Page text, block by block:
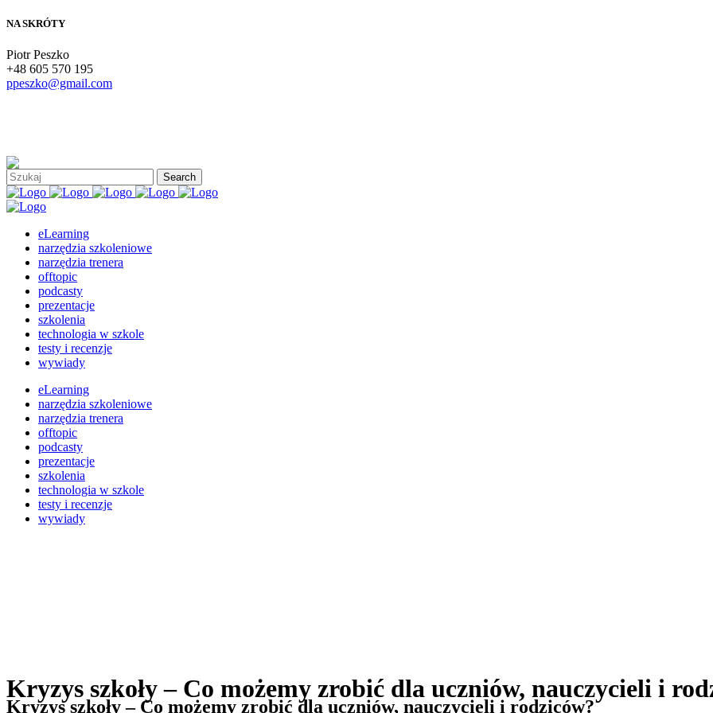
NA SKRÓTY
Piotr Peszko
+48 605 570 195
ppeszko@gmail.com
eLearning
narzędzia szkoleniowe
narzędzia trenera
offtopic
podcasty
prezentacje
szkolenia
technologia w szkole
testy i recenzje
wywiady
eLearning
narzędzia szkoleniowe
narzędzia trenera
offtopic
podcasty
prezentacje
szkolenia
technologia w szkole
testy i recenzje
wywiady
Kryzys szkoły – Co możemy zrobić dla uczniów, nauczycieli i
Kryzys szkoły – Co możemy zrobić dla uczniów, nauczycieli i rodziców?